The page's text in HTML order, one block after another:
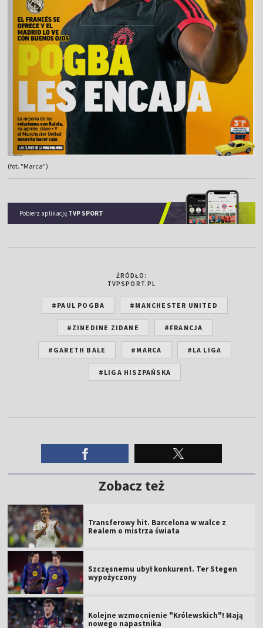
(fot. "Marca")
Pobierz aplikację TVP SPORT
ŹRÓDŁO:
TVPSPORT.PL
#PAUL POGBA #MANCHESTER UNITED
#ZINEDINE ZIDANE #FRANCJA
#GARETH BALE #MARCA #LA LIGA
#LIGA HISZPAŃSKA
Zobacz też
Transferowy hit. Barcelona w walce z
Realem o mistrza świata
Szczęsnemu ubył konkurent. Ter Stegen
wypożyczony
Kolejne wzmocnienie "Królewskich"! Mają
nowego napastnika